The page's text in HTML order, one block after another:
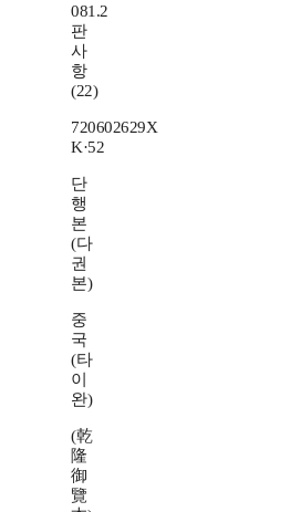
081.2
판
사
항
(22)
720602629X
K·52
단
행
본
(다
권
본)
중
국
(타
이
완)
(乾
隆
御
覽